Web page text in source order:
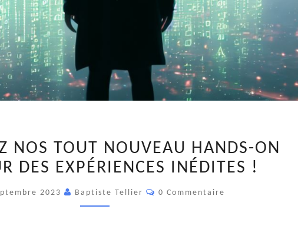
NOS
TOUT
NOS TOUT NOUVEAU HANDS-ON
DES EXPÉRIENCES INÉDITES !
2023 Baptiste Tellier Commentaires
0 Commentaire